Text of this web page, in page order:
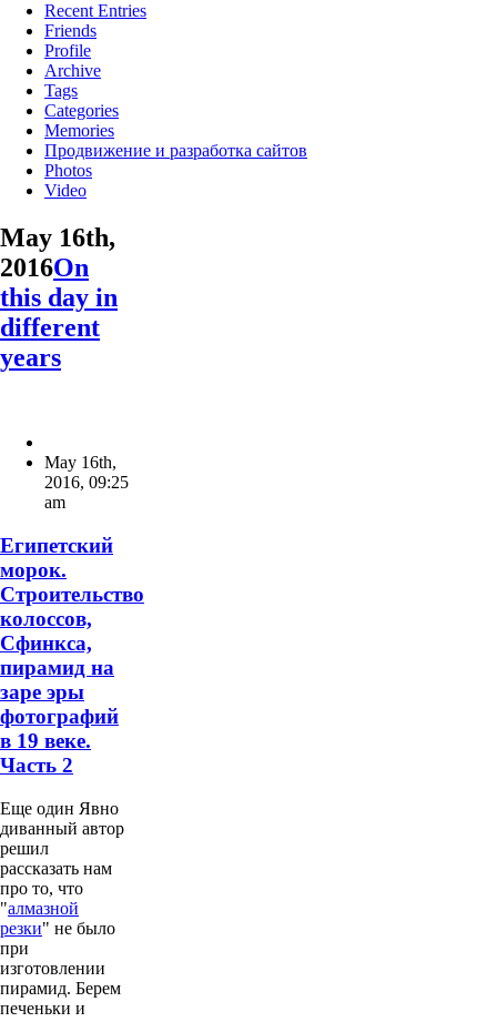
Recent Entries
Friends
Profile
Archive
Tags
Categories
Memories
Продвижение и разработка сайтов
Photos
Video
May 16th,
2016On
this day in
different
years
May 16th,
2016, 09:25
am
Египетский
морок.
Строительство
колоссов,
Сфинкса,
пирамид на
заре эры
фотографий
в 19 веке.
Часть 2
Еще один Явно
диванный автор
решил
рассказать нам
про то, что
"алмазной
резки" не было
при
изготовлении
пирамид. Берем
печеньки и